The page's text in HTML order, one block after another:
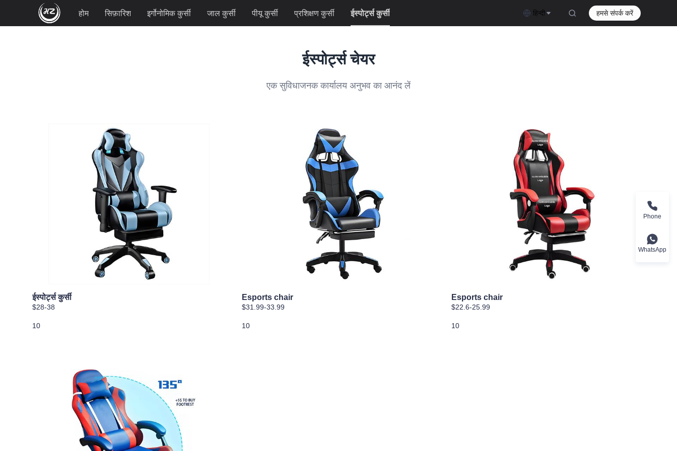
होम सिफ़ारिश इर्गोनोमिक कुर्सी जाल कुर्सी पीयू कुर्सी प्रशिक्षण कुर्सी ईस्पोर्ट्स कुर्सी हिन्दी हमसे संपर्क करें
ईस्पोर्ट्स चेयर
एक सुविधाजनक कार्यालय अनुभव का आनंद लें
ईस्पोर्ट्स कुर्सी
$28-38
10
Esports chair
$31.99-33.99
10
Esports chair
$22.6-25.99
10
Phone
WhatsApp